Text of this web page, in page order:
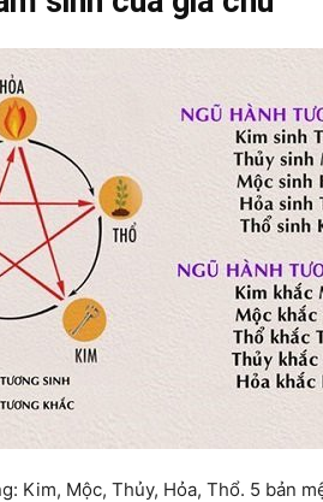
Kim, Mộc, Thủy, Hỏa, Thổ. 5 bản